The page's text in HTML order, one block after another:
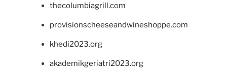
thecolumbiagrill.com
provisionscheeseandwineshoppe.com
khedi2023.org
akademikgeriatri2023.org